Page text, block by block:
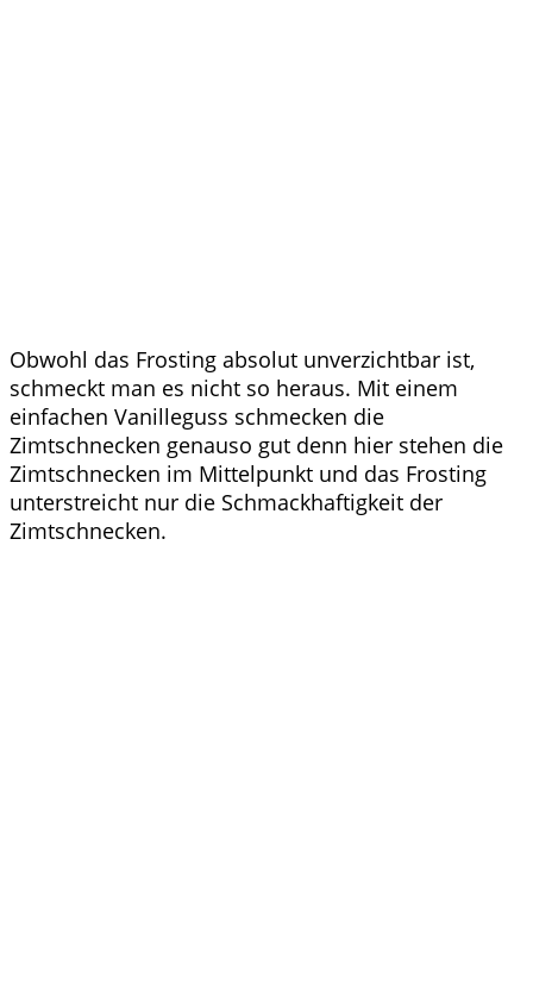
Obwohl das Frosting absolut unverzichtbar ist,
schmeckt man es nicht so heraus. Mit einem
einfachen Vanilleguss schmecken die
Zimtschnecken genauso gut denn hier stehen die
Zimtschnecken im Mittelpunkt und das Frosting
unterstreicht nur die Schmackhaftigkeit der
Zimtschnecken.